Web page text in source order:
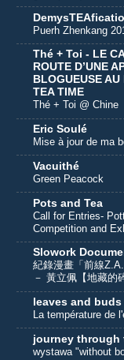
Puerh Zhenkang
Thé + Toi - LE
ROUTE D’UNE
BLOGUEUSE
TEA TIME
Thé + Toi @ Chine
Eric Soulé
Mise à jour de ma
Vacuithé
Green Peacock
Pots and Tea
Call for Entries-
Competition and
Slowork
紀錄漫畫「前線
－ 黃立佩【地藏的
leaves and buds
La température de
journey through
wystawa "without